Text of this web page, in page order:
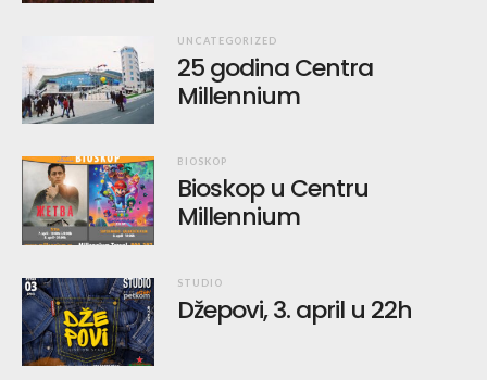
UNCATEGORIZED
25 godina Centra
Millennium
BIOSKOP
Bioskop u Centru
Millennium
STUDIO
Džepovi, 3. april u 22h